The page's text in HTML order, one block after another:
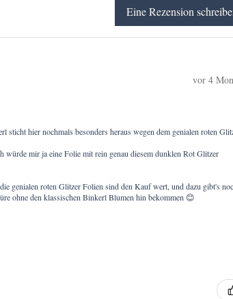
Eine Rezension
vor 4
sticht hier nochmals besonders heraus wegen dem genialen roten
mir ja eine Folie mit rein genau diesem dunklen Rot Glitzer
genialen roten Glitzer Folien sind den Kauf wert, und dazu gibt's
ohne den klassischen Binkerl Blumen hin bekommen 😊